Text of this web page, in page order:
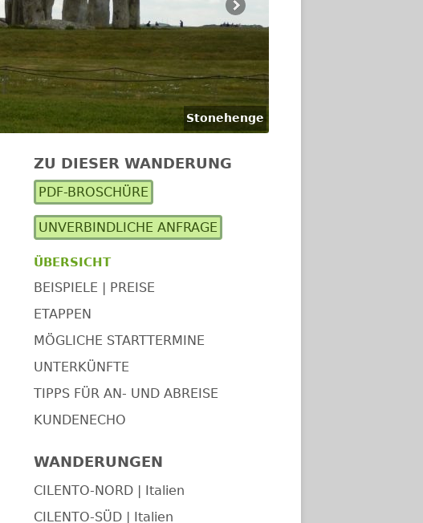
Stonehenge
Haupt-
Seitenleiste
ZU DIESER WANDERUNG
PDF-BROSCHÜRE
UNVERBINDLICHE ANFRAGE
ÜBERSICHT
BEISPIELE | PREISE
ETAPPEN
MÖGLICHE STARTTERMINE
UNTERKÜNFTE
TIPPS FÜR AN- UND ABREISE
KUNDENECHO
WANDERUNGEN
CILENTO-NORD | Italien
CILENTO-SÜD | Italien